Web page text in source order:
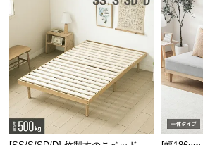
固めのソファのメリット
適正な姿勢をキープできる
形状を維持し、型崩れが起きに
クッションがへたりにくい
カバーや中身のズレが起こりに